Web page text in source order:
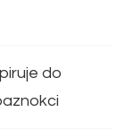
do